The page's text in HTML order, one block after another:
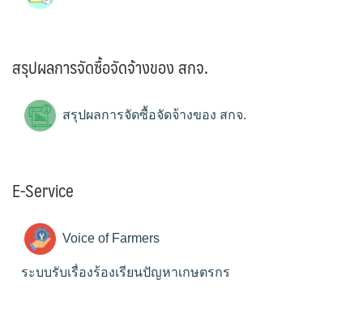
สรุปผลการจัดซื้อจัดจ้างของ สกจ.
สรุปผลการจัดซื้อจัดจ้างของ สกจ.
E-Service
Voice of Farmers
ระบบรับเรื่องร้องเรียนปัญหาเกษตรกร